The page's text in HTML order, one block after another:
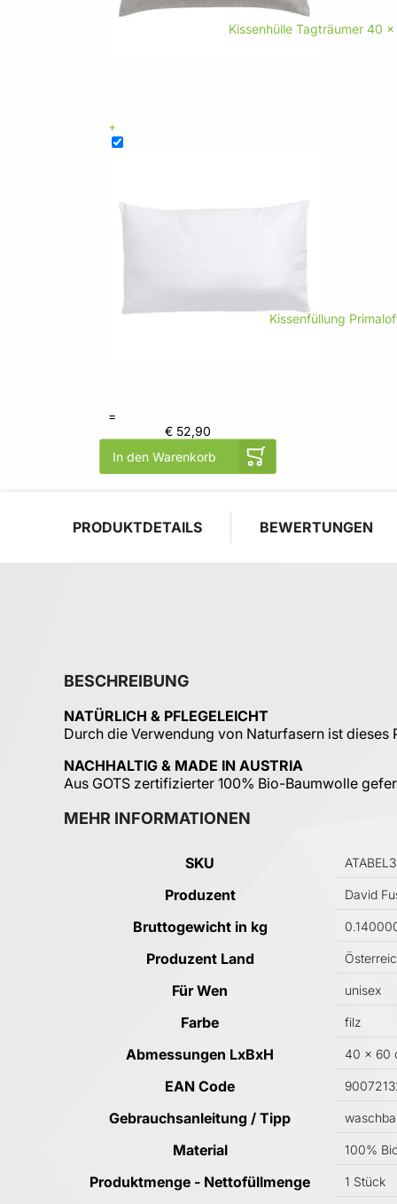
Kissenhülle Tagträumer 40
+
Kissenfüllung
=
€ 52,90
In den Warenkorb
PRODUKTDETAILS BEWERTUNGEN
BESCHREIBUNG
NATÜRLICH & PFLEGELEICHT
Durch die Verwendung von Naturfasern ist
NACHHALTIG & MADE IN AUSTRIA
Aus GOTS zertifizierter 100% Bio-Baumwolle
MEHR INFORMATIONEN
Mehr InformationenSKU
Produzent David
Bruttogewicht in kg
Produzent Land
Für Wen unisex
Farbe filz
Abmessungen LxBxH 40 x 60
EAN Code
Gebrauchsanleitung / Tipp
Material 100%
Produktmenge - Nettofüllmenge 1 Stück